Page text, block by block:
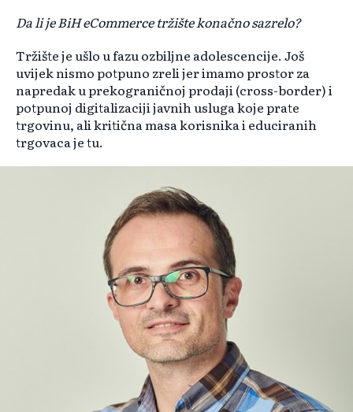
Da li je BiH eCommerce tržište konačno sazrelo?
Tržište je ušlo u fazu ozbiljne adolescencije. Još
uvijek nismo potpuno zreli jer imamo prostor za
napredak u prekograničnoj prodaji (cross-border) i
potpunoj digitalizaciji javnih usluga koje prate
trgovinu, ali kritična masa korisnika i educiranih
trgovaca je tu.